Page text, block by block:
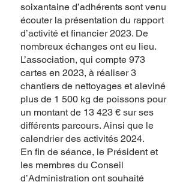
soixantaine d’adhérents sont venu
écouter la présentation du rapport
d’activité et financier 2023. De
nombreux échanges ont eu lieu.
L’association, qui compte 973
cartes en 2023, à réaliser 3
chantiers de nettoyages et aleviné
plus de 1 500 kg de poissons pour
un montant de 13 423 € sur ses
différents parcours. Ainsi que le
calendrier des activités 2024.
En fin de séance, le Président et
les membres du Conseil
d’Administration ont souhaité